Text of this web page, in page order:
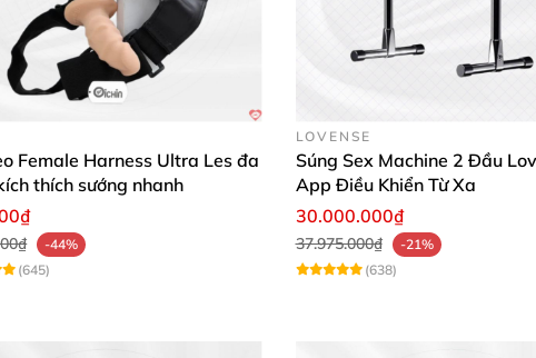
kế thông minh và đường gân kích thích, dùng rất thích,
giúp mình không lo kích ứng, dễ dàng vệ sinh, cảm giác
Double Dong để nâng tầm cuộc yêu và tận hưởng những
Female Harness Ultra Les đa
thích sướng nhanh
-44%
(645)
LOVENSE
Súng Sex Machine 2 Đầu
App Điều Khiển Từ Xa
30.000.000₫
37.975.000₫
-21%
(638)